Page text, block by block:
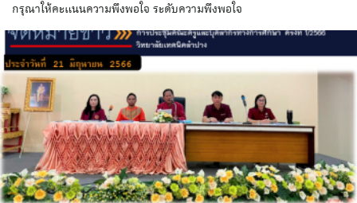
กรุณาให้คะแนนความพึงพอใจ ระดับความพึงพอใจ